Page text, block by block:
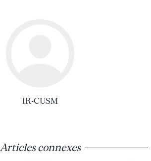
IR-CUSM
Articles connexes